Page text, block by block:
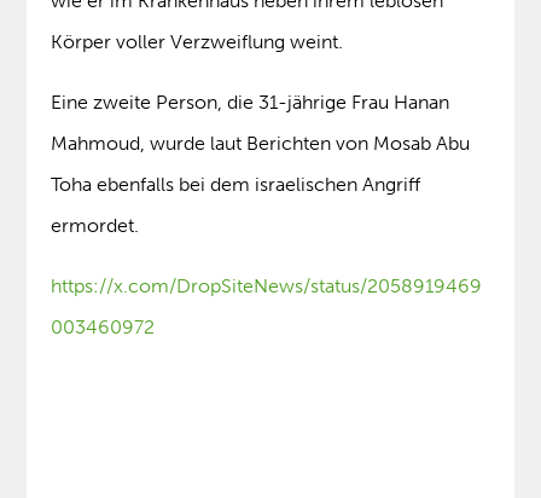
Körper voller Verzweiflung weint.
Eine zweite Person, die 31-jährige Frau Hanan
Mahmoud, wurde laut Berichten von Mosab Abu
Toha ebenfalls bei dem israelischen Angriff
ermordet.
https://x.com/DropSiteNews/status/2058919469
003460972